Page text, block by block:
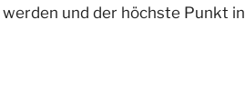
und der höchste Punkt in